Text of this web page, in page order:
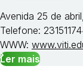
Avenida 25 de
Telefone:
WWW:
Ler mais